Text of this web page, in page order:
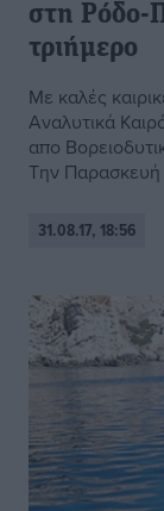
στη Ρόδο-
τριήμερο
Με καλές
Αναλυτικά
απο
Την Παρασκευή
31.08.17, 18:56